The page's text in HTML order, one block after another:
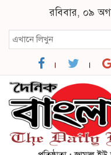
রবিবার, ০৯